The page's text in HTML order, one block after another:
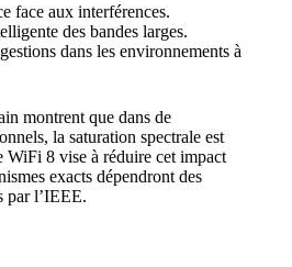
face aux interférences.
des bandes larges.
dans les environnements à
montrent que dans de
la saturation spectrale est
8 vise à réduire cet impact
exacts dépendront des
par l’IEEE.